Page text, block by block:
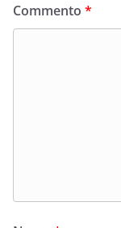
Commento *